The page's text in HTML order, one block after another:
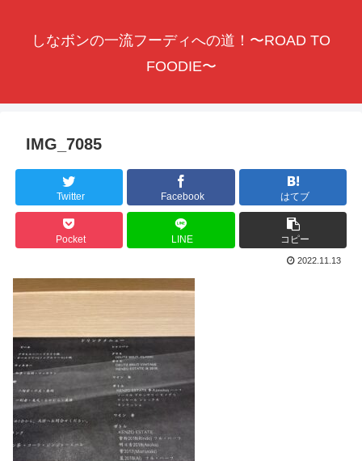
しなボンの一流フーディへの道！〜ROAD TO
FOODIE〜
IMG_7085
Twitter Facebook はてブ
Pocket LINE コピー
2022.11.13